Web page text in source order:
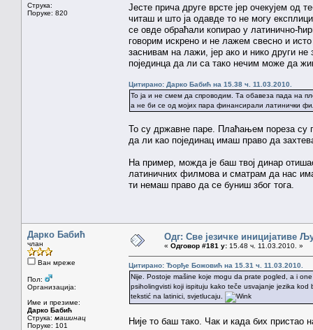
Струка:
Поруке: 820
Јесте прича друге врсте јер очекујем од
читаш и што ја одавде то не могу
се овде обраћали копирао у латинично-
говорим искрено и не лажем свесно и исто
заснивам на лажи, јер ако и нико други
појединца да ли са тако нечим може да
Цитирано: Дарко Бабић на 15.38 ч. 11.03.2010.
То ја и не смем да спроводим. Та обавеза пада на
а не би се од мојих пара финансирали латинички
То су државне паре. Плаћањем пореза су
да ли као појединац имаш право да
На пример, можда је баш твој динар
латиничних филмова и сматрам да нас
ти немаш право да се буниш због тога.
Дарко Бабић
члан
Ван мреже
Пол:
Организација:
Име и презиме:
Дарко Бабић
Струка: машинац
Поруке: 101
Одг: Све језичке иницијативе
« Одговор #181 у: 15.48 ч. 11.03.2010. »
Цитирано: Ђорђе Божовић на 15.31 ч. 11.03.2010.
Nije. Postoje mašine koje mogu da prate pogled, a i
psiholingvisti koji ispituju kako teče usvajanje jezika
tekstić na latinici, svjetlucaju.
Није то баш тако. Чак и када бих пристао